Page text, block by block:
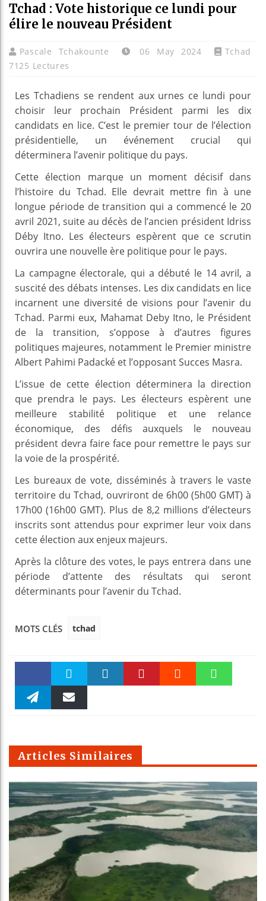
Tchad : Vote historique ce lundi pour
élire le nouveau Président
Pascale Tchakounte 06 May 2024
Tchad
7125 Lectures
Les Tchadiens se rendent aux urnes ce lundi pour
choisir leur prochain Président parmi les dix
candidats en lice. C’est le premier tour de l’élection
présidentielle, un événement crucial qui
déterminera l’avenir politique du pays.
Cette élection marque un moment décisif dans
l’histoire du Tchad. Elle devrait mettre fin à une
longue période de transition qui a commencé le 20
avril 2021, suite au décès de l’ancien président Idriss
Déby Itno. Les électeurs espèrent que ce scrutin
ouvrira une nouvelle ère politique pour le pays.
La campagne électorale, qui a débuté le 14 avril, a
suscité des débats intenses. Les dix candidats en lice
incarnent une diversité de visions pour l’avenir du
Tchad. Parmi eux, Mahamat Deby Itno, le Président
de la transition, s’oppose à d’autres figures
politiques majeures, notamment le Premier ministre
Albert Pahimi Padacké et l’opposant Succes Masra.
L’issue de cette élection déterminera la direction
que prendra le pays. Les électeurs espèrent une
meilleure stabilité politique et une relance
économique, des défis auxquels le nouveau
président devra faire face pour remettre le pays sur
la voie de la prospérité.
Les bureaux de vote, disséminés à travers le vaste
territoire du Tchad, ouvriront de 6h00 (5h00 GMT) à
17h00 (16h00 GMT). Plus de 8,2 millions d’électeurs
inscrits sont attendus pour exprimer leur voix dans
cette élection aux enjeux majeurs.
Après la clôture des votes, le pays entrera dans une
période d’attente des résultats qui seront
déterminants pour l’avenir du Tchad.
MOTS CLÉS tchad
Faceboo Twitter
m
Articles Similaires